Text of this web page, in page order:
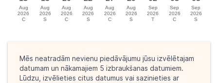
Mēs neatradām nevienu piedāvājumu jūsu izvēlētajam
datumam un nākamajiem 5 izbraukšanas datumiem.
Lūdzu, izvēlieties citus datumus vai sazinieties ar